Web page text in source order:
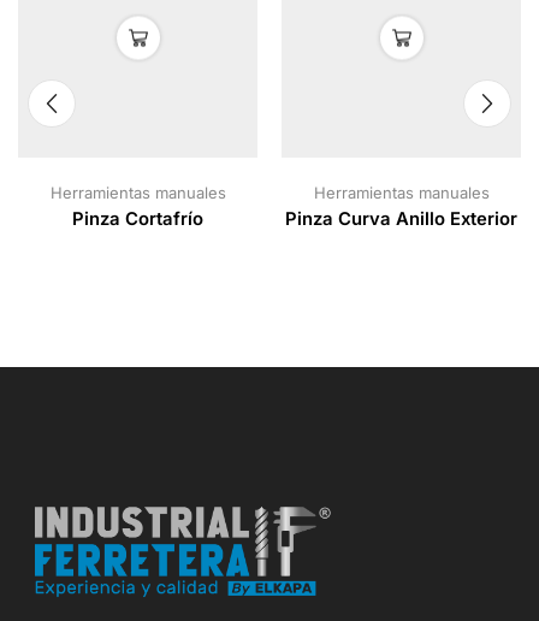
Herramientas manuales
Pinza Cortafrío
Herramientas manuales
Pinza Curva Anillo Exterior